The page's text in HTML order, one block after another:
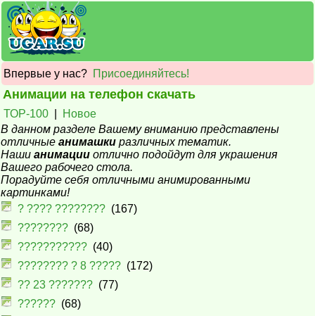
Впервые у нас? Присоединяйтесь!
Анимации на телефон скачать
ТОР-100
Новое
В данном разделе Вашему вниманию представлены
отличные анимашки различных тематик.
Наши анимации отлично подойдут для украшения
Вашего рабочего стола.
Порадуйте себя отличными анимированными
картинками!
? ???? ???????? (167)
???????? (68)
??????????? (40)
???????? ? 8 ????? (172)
?? 23 ??????? (77)
?????? (68)